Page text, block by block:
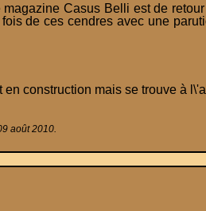
Casus Belli est de
de ces cendres avec une
en construction mais se trouve à
août 2010.